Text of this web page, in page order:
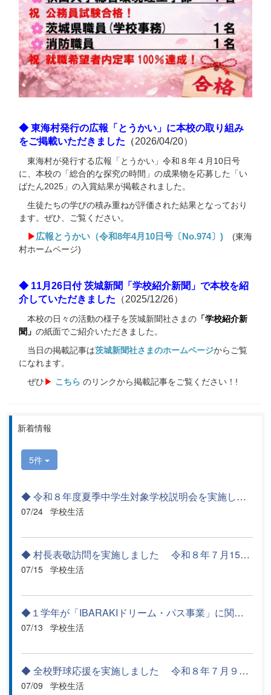
◆ 東海村発行の広報「とうかい」に本校の取り組み
をご掲載いただきました （2026/04/20）
東海村が発行する広報「とうかい」令和８年４月10日号
に、本校の「総合的な探究の時間」の成果物を応募した「い
ばたん2025」の入賞結果が掲載されました。
生徒たちの学びの積み重ねが評価された結果となっており
ます。ぜひ、ご覧ください。
▶広報とうかい（令和8年4月10日号〔No.974〕 )
(東海
村ホームページ)
◆ 11月26日付 茨城新聞「学校紹介新聞」で本校を紹
介していただきました （2025/12/26）
本校の日々の活動の様子を茨城新聞社さまの 「学校紹介新
聞」 の紙面でご紹介いただきました。
当日の掲載記事は茨城新聞社さまのホームページからご覧
になれます。
ぜひ▶ こちら のリンクから掲載記事をご覧ください！!
新着情報
5件
◆ 令和８年度夏季中学生対象学校説明会を実施しました 令和8年...
07/24 学校生活
◆ 村長表敬訪問を実施しました 令和８年７月15日（水）令和８...
07/15 学校生活
◆１学年が「IBARAKIドリーム・パス事業」に関するクラス発表会を...
07/13 学校生活
◆ 全校野球応援を実施しました 令和８年７月９日（木）第108回...
07/09 学校生活